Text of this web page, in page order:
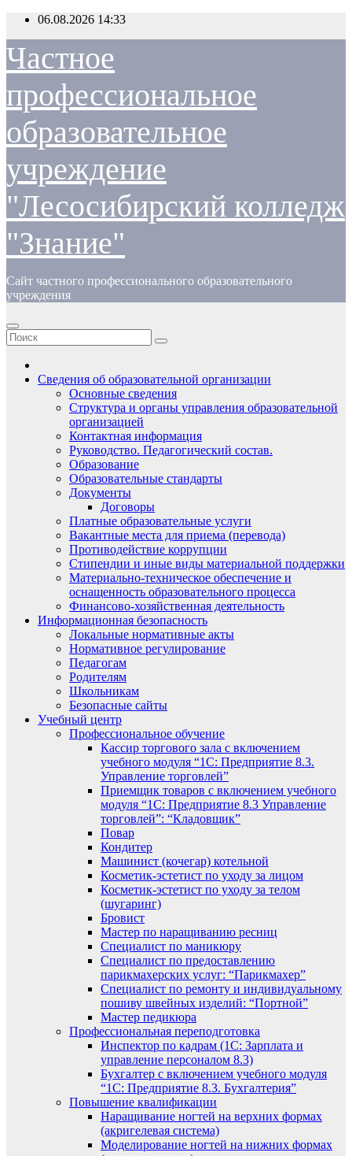
Перейти
содержимому
06.08.2026 14:33
Частное
профессиональное
образовательное
учреждение
"Лесосибирский колледж
"Знание"
Сайт частного профессионального образовательного
учреждения
Сведения об образовательной организации
Основные сведения
Структура и органы управления образовательной
организацией
Контактная информация
Руководство. Педагогический состав.
Образование
Образовательные стандарты
Документы
Договоры
Платные образовательные услуги
Вакантные места для приема (перевода)
Противодействие коррупции
Стипендии и иные виды материальной поддержки
Материально-техническое обеспечение и
оснащенность образовательного процесса
Финансово-хозяйственная деятельность
Информационная безопасность
Локальные нормативные акты
Нормативное регулирование
Педагогам
Родителям
Школьникам
Безопасные сайты
Учебный центр
Профессиональное обучение
Кассир торгового зала с включением
учебного модуля “1С: Предприятие 8.3.
Управление торговлей”
Приемщик товаров с включением учебного
модуля “1С: Предприятие 8.3 Управление
торговлей”: “Кладовщик”
Повар
Кондитер
Машинист (кочегар) котельной
Косметик-эстетист по уходу за лицом
Косметик-эстетист по уходу за телом
(шугаринг)
Бровист
Мастер по наращиванию ресниц
Специалист по маникюру
Специалист по предоставлению
парикмахерских услуг: “Парикмахер”
Специалист по ремонту и индивидуальному
пошиву швейных изделий: “Портной”
Мастер педикюра
Профессиональная переподготовка
Инспектор по кадрам (1С: Зарплата и
управление персоналом 8.3)
Бухгалтер с включением учебного модуля
“1С: Предприятие 8.3. Бухгалтерия”
Повышение квалификации
Наращивание ногтей на верхних формах
(акригелевая система)
Моделирование ногтей на нижних формах